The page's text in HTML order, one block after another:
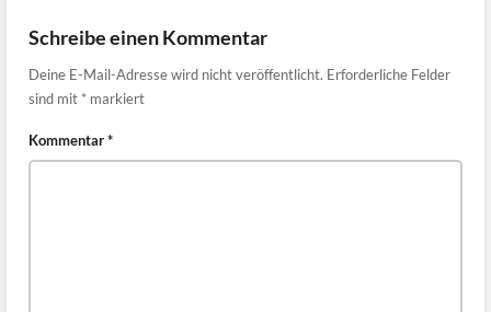
Schreibe einen Kommentar
Deine E-Mail-Adresse wird nicht veröffentlicht. Erforderliche Felder
sind mit * markiert
Kommentar*